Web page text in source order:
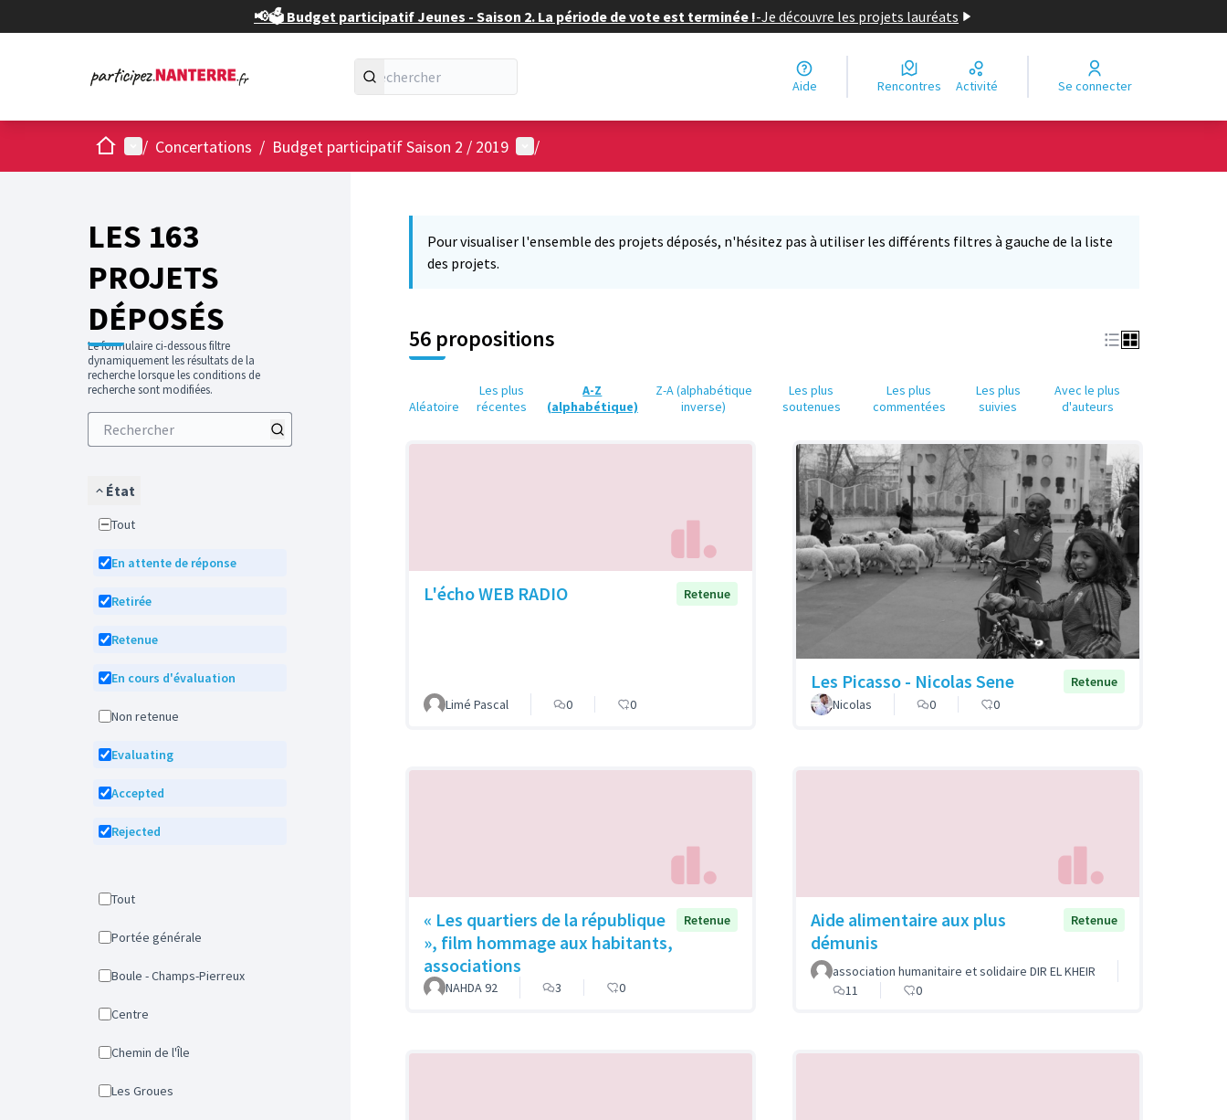
📢🗳️ Budget participatif Jeunes - Saison 2. La période de vote est terminée !-Je découvre les projets lauréats
Aide Rencontres Activité Se connecter
AccueilMenu principal
/ Concertations / Budget participatif Saison 2 / 2019 Menu utilisateur
/
LES 163
PROJETS
DÉPOSÉS
Le formulaire ci-dessous filtre
dynamiquement les résultats de la
recherche lorsque les conditions de
recherche sont modifiées.
État
Tout
En attente de réponse
Retirée
Retenue
En cours d'évaluation
Non retenue
Evaluating
Accepted
Rejected
Tout
Portée générale
Boule - Champs-Pierreux
Centre
Chemin de l'Île
Les Groues
3
Pour visualiser l'ensemble des projets déposés, n'hésitez pas à utiliser les différents filtres à gauche de la liste
des projets.
56 propositions
Aléatoire
Les plus
récentes
A-Z
(alphabétique)
Z-A (alphabétique
inverse)
Les plus
soutenues
Les plus
commentées
Les plus
suivies
Avec le plus
d'auteurs
L'écho WEB RADIO Retenue
Limé Pascal 0 0
Les Picasso - Nicolas Sene
Retenue
Nicolas
0 0
« Les quartiers de la république
», film hommage aux habitants,
associations
Retenue
NAHDA 92 3 0
Aide alimentaire aux plus
démunis
Retenue
association humanitaire et solidaire DIR EL KHEIR
11
0